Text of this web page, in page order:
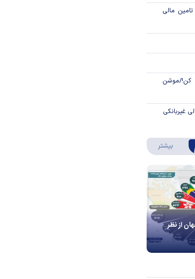
تامین مالی
کن!/موشن
غیربانکی
بیشتر درباره اینفوگرافیک
از نظر